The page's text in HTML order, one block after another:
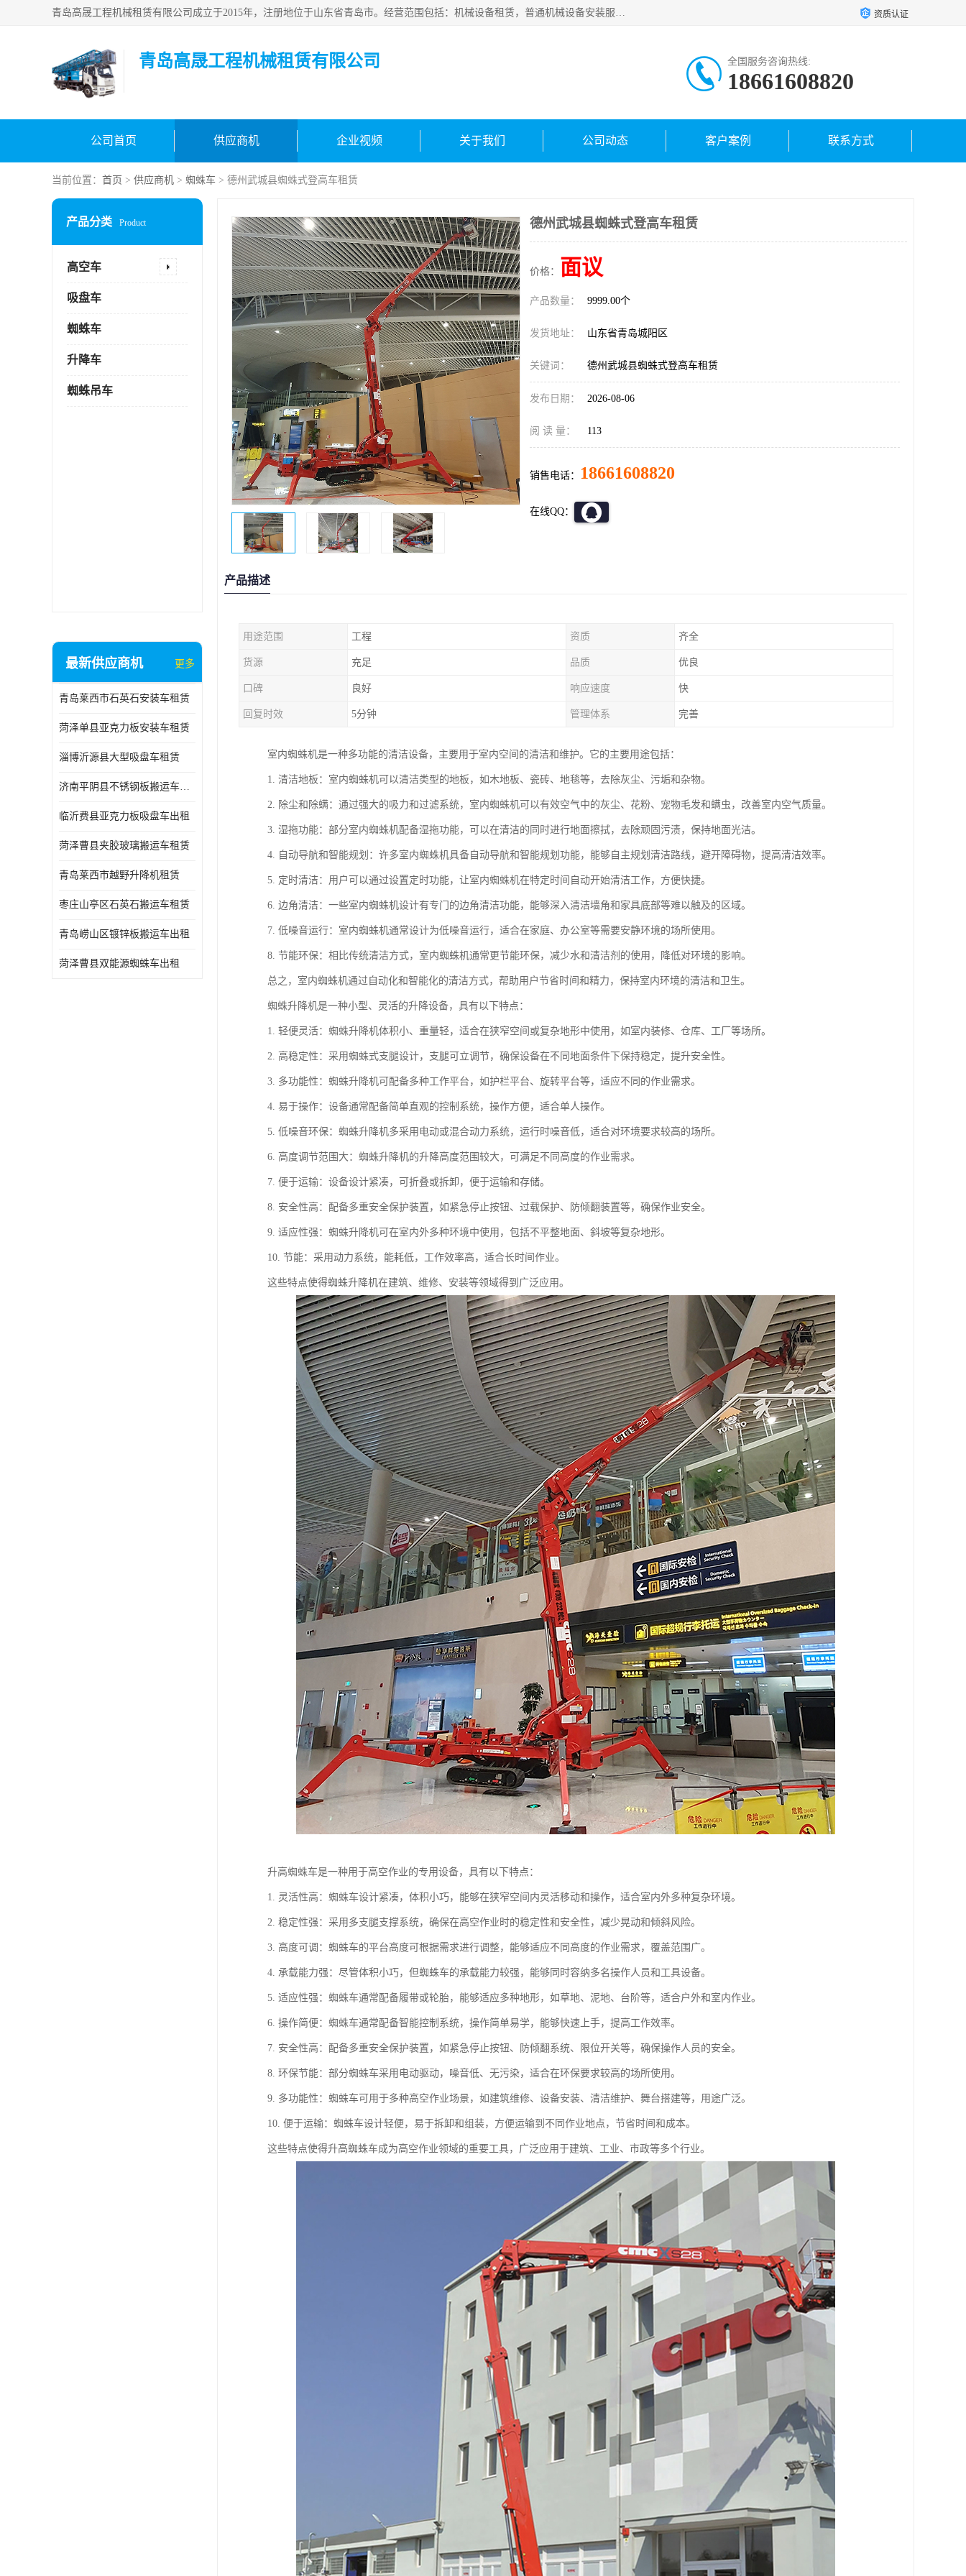
青岛高晟工程机械租赁有限公司成立于2015年，注册地位于山东省青岛市。经营范围包括：机械设备租赁，普通机械设备安装服务，电子、机械设备维护，专用设备修理，通用设备修理，机械设备销售，环境保护专用设备销售，建筑材料销售，专业保洁、清洗、消毒服务，劳动保护用品销售，信息技术咨询服务，汽车拖车、求援、清障服务，物业管理；工程管理服务，货物进出口，技术进出口，汽车销售，新能源汽车整车销售等。 资质认证
青岛高晟工程机械租赁有限公司 全国服务咨询热线:
18661608820
公司首页 供应商机 企业视频 关于我们 公司动态 客户案例 联系方式
当前位置： 首页 > 供应商机 > 蜘蛛车 > 德州武城县蜘蛛式登高车租赁
产品分类 Product
高空车
吸盘车
蜘蛛车
升降车
蜘蛛吊车
最新供应商机 更多
青岛莱西市石英石安装车租赁
菏泽单县亚克力板安装车租赁
淄博沂源县大型吸盘车租赁
济南平阴县不锈钢板搬运车出租
临沂费县亚克力板吸盘车出租
菏泽曹县夹胶玻璃搬运车租赁
青岛莱西市越野升降机租赁
枣庄山亭区石英石搬运车租赁
青岛崂山区镀锌板搬运车出租
菏泽曹县双能源蜘蛛车出租
德州武城县蜘蛛式登高车租赁
价格： 面议
产品数量： 9999.00个
发货地址： 山东省青岛城阳区
关键词： 德州武城县蜘蛛式登高车租赁
发布日期： 2026-08-06
阅 读 量： 113
销售电话： 18661608820
在线QQ：
产品描述
用途范围 工程 资质 齐全
货源 充足 品质 优良
口碑 良好 响应速度 快
回复时效 5分钟 管理体系 完善
室内蜘蛛机是一种多功能的清洁设备，主要用于室内空间的清洁和维护。它的主要用途包括：
1. 清洁地板：室内蜘蛛机可以清洁类型的地板，如木地板、瓷砖、地毯等，去除灰尘、污垢和杂物。
2. 除尘和除螨：通过强大的吸力和过滤系统，室内蜘蛛机可以有效空气中的灰尘、花粉、宠物毛发和螨虫，改善室内空气质量。
3. 湿拖功能：部分室内蜘蛛机配备湿拖功能，可以在清洁的同时进行地面擦拭，去除顽固污渍，保持地面光洁。
4. 自动导航和智能规划：许多室内蜘蛛机具备自动导航和智能规划功能，能够自主规划清洁路线，避开障碍物，提高清洁效率。
5. 定时清洁：用户可以通过设置定时功能，让室内蜘蛛机在特定时间自动开始清洁工作，方便快捷。
6. 边角清洁：一些室内蜘蛛机设计有专门的边角清洁功能，能够深入清洁墙角和家具底部等难以触及的区域。
7. 低噪音运行：室内蜘蛛机通常设计为低噪音运行，适合在家庭、办公室等需要安静环境的场所使用。
8. 节能环保：相比传统清洁方式，室内蜘蛛机通常更节能环保，减少水和清洁剂的使用，降低对环境的影响。
总之，室内蜘蛛机通过自动化和智能化的清洁方式，帮助用户节省时间和精力，保持室内环境的清洁和卫生。
蜘蛛升降机是一种小型、灵活的升降设备，具有以下特点：
1. 轻便灵活：蜘蛛升降机体积小、重量轻，适合在狭窄空间或复杂地形中使用，如室内装修、仓库、工厂等场所。
2. 高稳定性：采用蜘蛛式支腿设计，支腿可立调节，确保设备在不同地面条件下保持稳定，提升安全性。
3. 多功能性：蜘蛛升降机可配备多种工作平台，如护栏平台、旋转平台等，适应不同的作业需求。
4. 易于操作：设备通常配备简单直观的控制系统，操作方便，适合单人操作。
5. 低噪音环保：蜘蛛升降机多采用电动或混合动力系统，运行时噪音低，适合对环境要求较高的场所。
6. 高度调节范围大：蜘蛛升降机的升降高度范围较大，可满足不同高度的作业需求。
7. 便于运输：设备设计紧凑，可折叠或拆卸，便于运输和存储。
8. 安全性高：配备多重安全保护装置，如紧急停止按钮、过载保护、防倾翻装置等，确保作业安全。
9. 适应性强：蜘蛛升降机可在室内外多种环境中使用，包括不平整地面、斜坡等复杂地形。
10. 节能：采用动力系统，能耗低，工作效率高，适合长时间作业。
这些特点使得蜘蛛升降机在建筑、维修、安装等领域得到广泛应用。
升高蜘蛛车是一种用于高空作业的专用设备，具有以下特点：
1. 灵活性高：蜘蛛车设计紧凑，体积小巧，能够在狭窄空间内灵活移动和操作，适合室内外多种复杂环境。
2. 稳定性强：采用多支腿支撑系统，确保在高空作业时的稳定性和安全性，减少晃动和倾斜风险。
3. 高度可调：蜘蛛车的平台高度可根据需求进行调整，能够适应不同高度的作业需求，覆盖范围广。
4. 承载能力强：尽管体积小巧，但蜘蛛车的承载能力较强，能够同时容纳多名操作人员和工具设备。
5. 适应性强：蜘蛛车通常配备履带或轮胎，能够适应多种地形，如草地、泥地、台阶等，适合户外和室内作业。
6. 操作简便：蜘蛛车通常配备智能控制系统，操作简单易学，能够快速上手，提高工作效率。
7. 安全性高：配备多重安全保护装置，如紧急停止按钮、防倾翻系统、限位开关等，确保操作人员的安全。
8. 环保节能：部分蜘蛛车采用电动驱动，噪音低、无污染，适合在环保要求较高的场所使用。
9. 多功能性：蜘蛛车可用于多种高空作业场景，如建筑维修、设备安装、清洁维护、舞台搭建等，用途广泛。
10. 便于运输：蜘蛛车设计轻便，易于拆卸和组装，方便运输到不同作业地点，节省时间和成本。
这些特点使得升高蜘蛛车成为高空作业领域的重要工具，广泛应用于建筑、工业、市政等多个行业。